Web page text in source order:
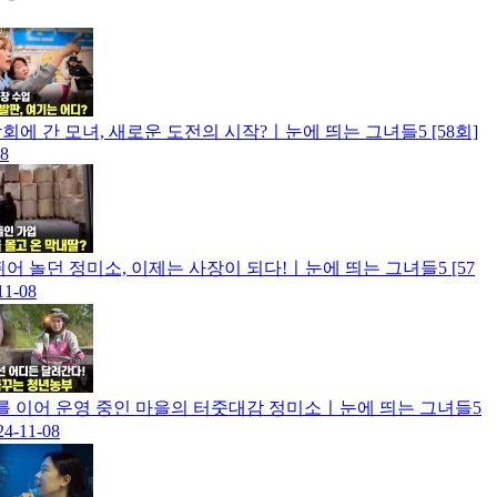
에 간 모녀, 새로운 도전의 시작?ㅣ눈에 띄는 그녀들5 [58회]
어 놀던 정미소, 이제는 사장이 되다!ㅣ눈에 띄는 그녀들5 [57
08
이어 운영 중인 마을의 터줏대감 정미소ㅣ눈에 띄는 그녀들5
11-08